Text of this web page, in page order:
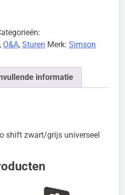
, O&A, Sturen Merk: Simson
informatie
shift zwart/grijs universeel